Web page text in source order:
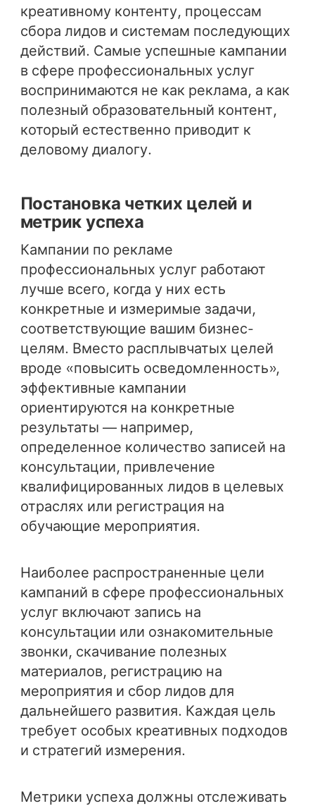
креативному контенту, процессам
сбора лидов и системам последующих
действий. Самые успешные кампании
в сфере профессиональных услуг
воспринимаются не как реклама, а как
полезный образовательный контент,
который естественно приводит к
деловому диалогу.
Постановка четких целей и
метрик успеха
Кампании по рекламе
профессиональных услуг работают
лучше всего, когда у них есть
конкретные и измеримые задачи,
соответствующие вашим бизнес-
целям. Вместо расплывчатых целей
вроде «повысить осведомленность»,
эффективные кампании
ориентируются на конкретные
результаты — например,
определенное количество записей на
консультации, привлечение
квалифицированных лидов в целевых
отраслях или регистрация на
обучающие мероприятия.
Наиболее распространенные цели
кампаний в сфере профессиональных
услуг включают запись на
консультации или ознакомительные
звонки, скачивание полезных
материалов, регистрацию на
мероприятия и сбор лидов для
дальнейшего развития. Каждая цель
требует особых креативных подходов
и стратегий измерения.
Метрики успеха должны отслеживать